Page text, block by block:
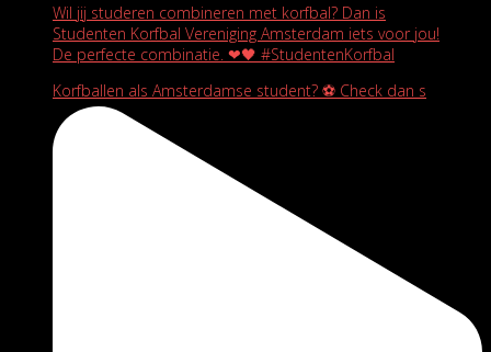
Wil jij studeren combineren met korfbal? Dan is
Studenten Korfbal Vereniging Amsterdam iets voor jou!
De perfecte combinatie. ❤🖤 #StudentenKorfbal
Korfballen als Amsterdamse student? ⚽️ Check dan s